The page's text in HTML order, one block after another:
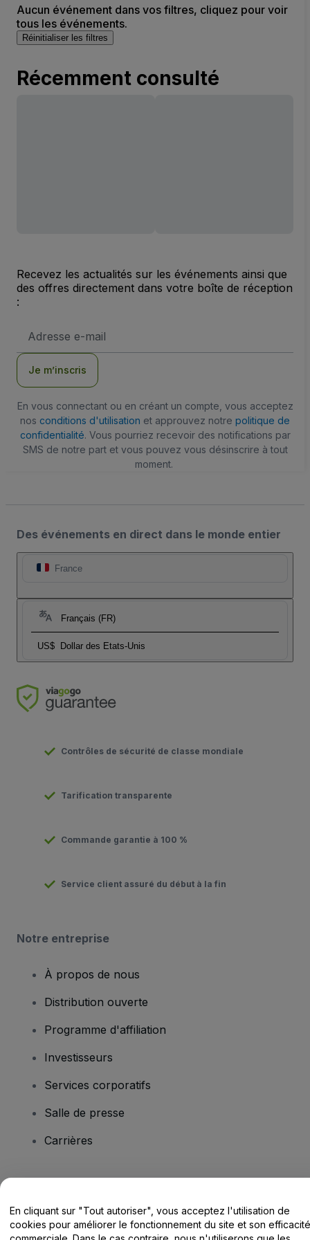
Aucun événement dans vos filtres, cliquez pour voir
tous les événements.
Réinitialiser les filtres
Récemment consulté
Recevez les actualités sur les événements ainsi que
des offres directement dans votre boîte de réception
:
e-
Je m’inscris
En vous connectant ou en créant un compte, vous acceptez
nos conditions d'utilisation et approuvez notre politique de
confidentialité. Vous pourriez recevoir des notifications par
SMS de notre part et vous pouvez vous désinscrire à tout
moment.
Des événements en direct dans le monde entier
France
Français (FR)
US$ Dollar des Etats-Unis
Contrôles de sécurité de classe mondiale
Tarification transparente
Commande garantie à 100 %
Service client assuré du début à la fin
Notre entreprise
À propos de nous
Distribution ouverte
Programme d'affiliation
Investisseurs
Services corporatifs
Salle de presse
Carrières
Centre d'assistance / Nous contacter
En cliquant sur "Tout autoriser", vous acceptez l'utilisation de
cookies pour améliorer le fonctionnement du site et son efficacité